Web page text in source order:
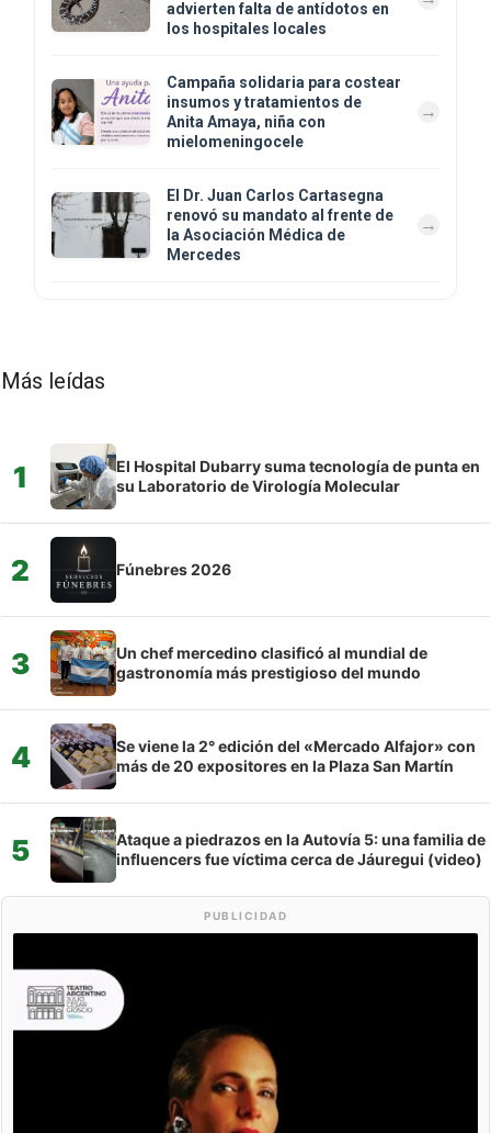
advierten falta de antídotos en
los hospitales locales
Campaña solidaria para costear
insumos y tratamientos de
Anita Amaya, niña con
mielomeningocele
El Dr. Juan Carlos Cartasegna
renovó su mandato al frente de
la Asociación Médica de
Mercedes
Más leídas
1
El Hospital Dubarry suma tecnología de punta en
su Laboratorio de Virología Molecular
2 Fúnebres 2026
3
Un chef mercedino clasificó al mundial de
gastronomía más prestigioso del mundo
4
Se viene la 2° edición del «Mercado Alfajor» con
más de 20 expositores en la Plaza San Martín
5
Ataque a piedrazos en la Autovía 5: una familia de
influencers fue víctima cerca de Jáuregui (video)
PUBLICIDAD